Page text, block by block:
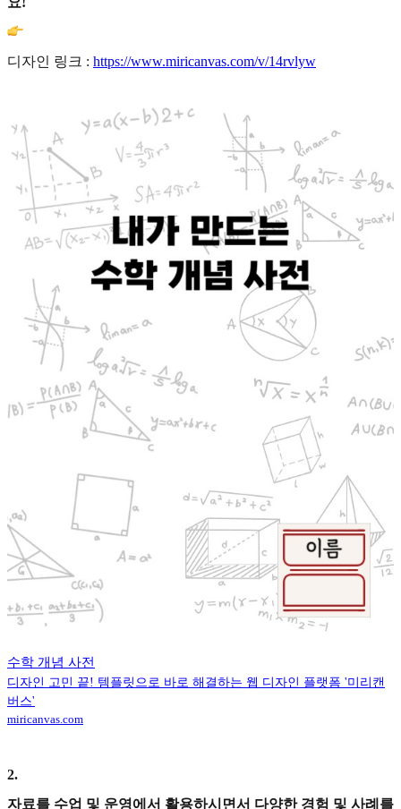
디자인 링크 : https://www.miricanvas.com/v/14rvlyw
수학 개념 사전
디자인 고민 끝! 템플릿으로 바로 해결하는 웹 디자인 플랫폼 '미리캔
버스'
miricanvas.com
2.
자료를 수업 및 운영에서 활용하시면서 다양한 경험 및 사례를